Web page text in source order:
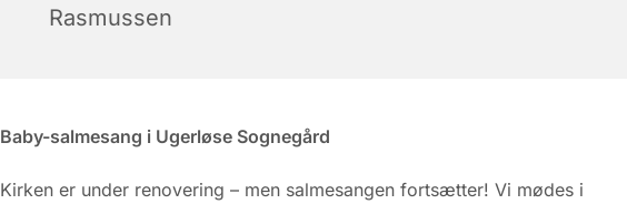
Rasmussen
Baby-salmesang i Ugerløse Sognegård
Kirken er under renovering – men salmesangen fortsætter! Vi mødes i